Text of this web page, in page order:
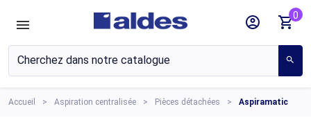
search
account_circle shopping_cart0
Accueil Aspiration centralisée Pièces détachées Aspiramatic